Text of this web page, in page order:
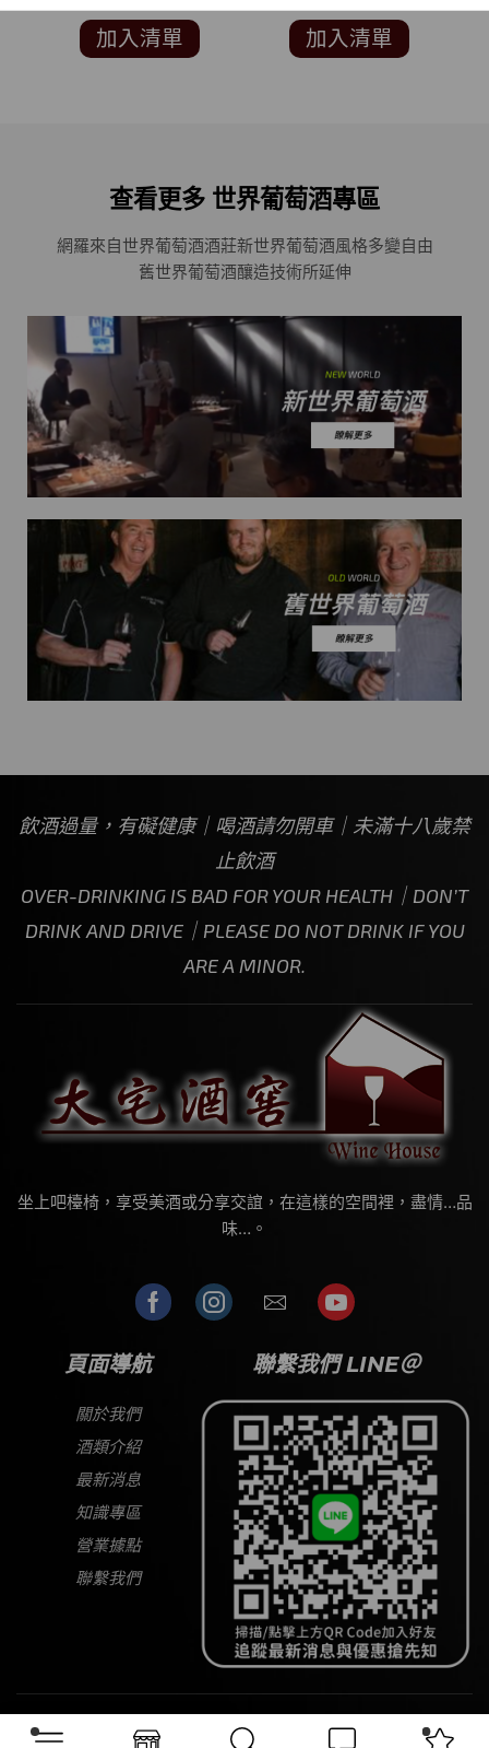
加入清單 加入清單
查看更多 世界葡萄酒專區
網羅來自世界葡萄酒酒莊新世界葡萄酒風格多變自由
舊世界葡萄酒釀造技術所延伸
飲酒過量，有礙健康｜喝酒請勿開車｜未滿十八歲禁
止飲酒
OVER-DRINKING IS BAD FOR YOUR HEALTH｜DON’T
DRINK AND DRIVE｜PLEASE DO NOT DRINK IF YOU
ARE A MINOR.
坐上吧檯椅，享受美酒或分享交誼，在這樣的空間裡，盡情…品
味…。
頁面導航
關於我們
酒類介紹
最新消息
知識專區
營業據點
聯繫我們
聯繫我們 LINE＠
Copyright © 2026 大宅酒窖